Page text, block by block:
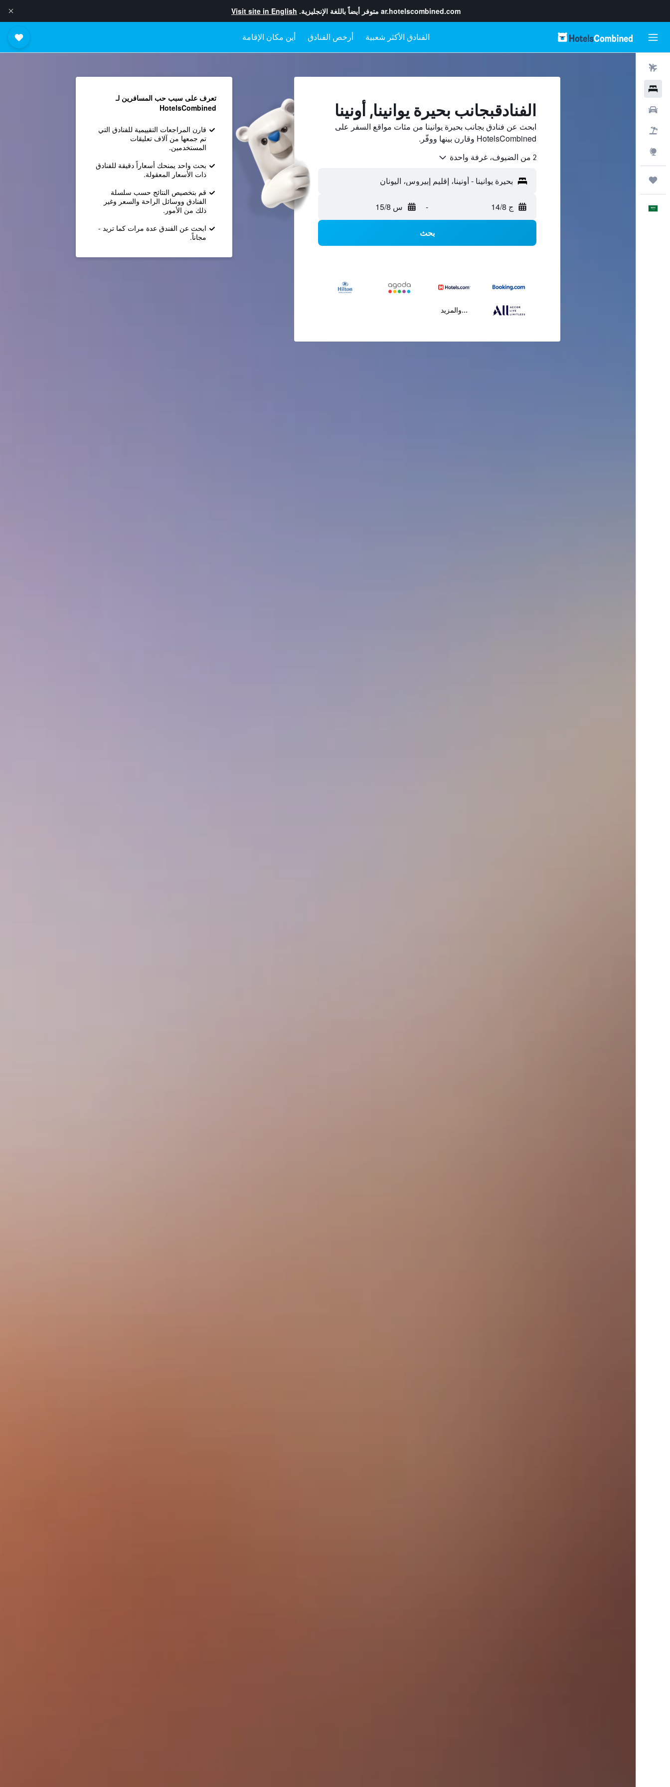
ar.hotelscombined.com متوفر أيضاً باللغة الإنجليزية. Visit site in English
أرخص الفنادق أين مكان الإقامة
الفنادقبجانب بحيرة يوانينا, أونينا
ابحث عن فنادق بجانب بحيرة يوانينا من مئات مواقع السفر على
HotelsCombined وقارن بينها ووفّر.
2 من الضيوف، غرفة واحدة
ج 14/8 - س 15/8
بحث
...والمزيد
تعرف على سبب حب المسافرين لـ
HotelsCombined
قارن المراجعات التقييمية للفنادق التي
تم جمعها من آلاف تعليقات
المستخدمين.
بحث واحد يمنحك أسعاراً دقيقة للفنادق
ذات الأسعار المعقولة.
قم بتخصيص النتائج حسب سلسلة
الفنادق ووسائل الراحة والسعر وغير
ذلك من الأمور.
ابحث عن الفندق عدة مرات كما تريد -
مجاناً.